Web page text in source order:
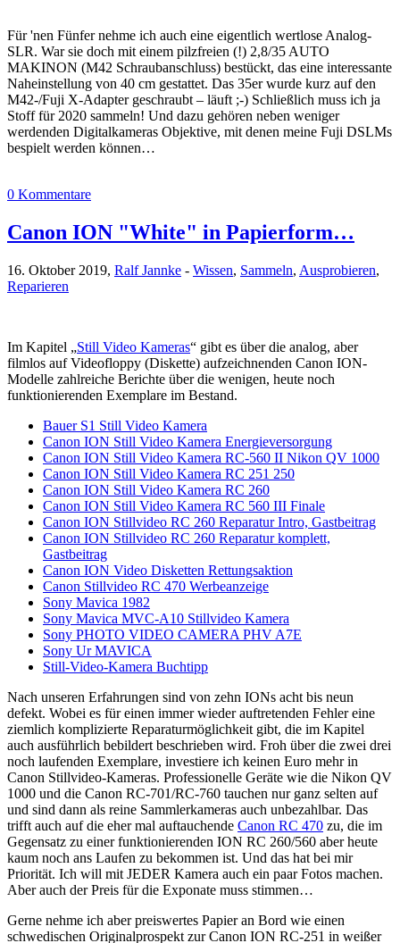
Für 'nen Fünfer nehme ich auch eine eigentlich wertlose Analog-
SLR. War sie doch mit einem pilzfreien (!) 2,8/35 AUTO
MAKINON (M42 Schraubanschluss) bestückt, das eine interessante
Naheinstellung von 40 cm gestattet. Das 35er wurde kurz auf den
M42-/Fuji X-Adapter geschraubt – läuft ;-) Schließlich muss ich ja
Stoff für 2020 sammeln! Und dazu gehören neben weniger
werdenden Digitalkameras Objektive, mit denen meine Fuji DSLMs
bespielt werden können…
0 Kommentare
Canon ION "White" in Papierform…
16. Oktober 2019, Ralf Jannke - Wissen, Sammeln, Ausprobieren,
Reparieren
Im Kapitel „Still Video Kameras“ gibt es über die analog, aber
filmlos auf Videofloppy (Diskette) aufzeichnenden Canon ION-
Modelle zahlreiche Berichte über die wenigen, heute noch
funktionierenden Exemplare im Bestand.
Bauer S1 Still Video Kamera
Canon ION Still Video Kamera Energieversorgung
Canon ION Still Video Kamera RC-560 II Nikon QV 1000
Canon ION Still Video Kamera RC 251 250
Canon ION Still Video Kamera RC 260
Canon ION Still Video Kamera RC 560 III Finale
Canon ION Stillvideo RC 260 Reparatur Intro, Gastbeitrag
Canon ION Stillvideo RC 260 Reparatur komplett,
Gastbeitrag
Canon ION Video Disketten Rettungsaktion
Canon Stillvideo RC 470 Werbeanzeige
Sony Mavica 1982
Sony Mavica MVC-A10 Stillvideo Kamera
Sony PHOTO VIDEO CAMERA PHV A7E
Sony Ur MAVICA
Still-Video-Kamera Buchtipp
Nach unseren Erfahrungen sind von zehn IONs acht bis neun
defekt. Wobei es für einen immer wieder auftretenden Fehler eine
ziemlich komplizierte Reparaturmöglichkeit gibt, die im Kapitel
auch ausführlich bebildert beschrieben wird. Froh über die zwei drei
noch laufenden Exemplare, investiere ich keinen Euro mehr in
Canon Stillvideo-Kameras. Professionelle Geräte wie die Nikon QV
1000 und die Canon RC-701/RC-760 tauchen nur ganz selten auf
und sind dann als reine Sammlerkameras auch unbezahlbar. Das
trifft auch auf die eher mal auftauchende Canon RC 470 zu, die im
Gegensatz zu einer funktionierenden ION RC 260/560 aber heute
kaum noch ans Laufen zu bekommen ist. Und das hat bei mir
Priorität. Ich will mit JEDER Kamera auch ein paar Fotos machen.
Aber auch der Preis für die Exponate muss stimmen…
Gerne nehme ich aber preiswertes Papier an Bord wie einen
schwedischen Originalprospekt zur Canon ION RC-251 in weißer